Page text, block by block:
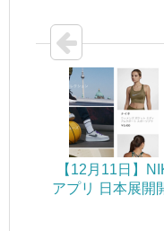
【12月11日】
アプリ 日本展開